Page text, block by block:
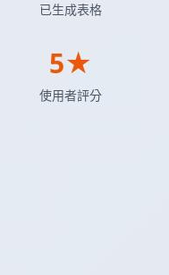
已生成表格
5★
使用者評分